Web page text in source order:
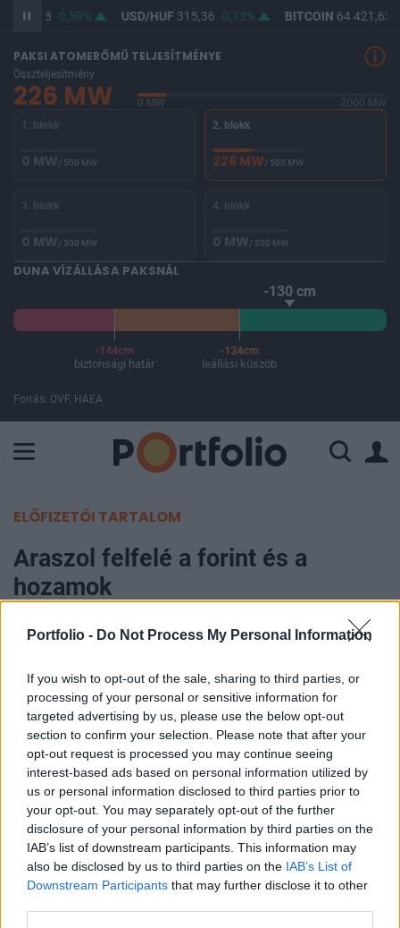
Portfolio - Do Not Process My Personal Information
If you wish to opt-out of the sale, sharing to third parties, or
processing of your personal or sensitive information for
targeted advertising by us, please use the below opt-out
section to confirm your selection. Please note that after your
opt-out request is processed you may continue seeing
interest-based ads based on personal information utilized by
us or personal information disclosed to third parties prior to
your opt-out. You may separately opt-out of the further
disclosure of your personal information by third parties on the
IAB’s list of downstream participants. This information may
also be disclosed by us to third parties on the IAB’s List of
Downstream Participants that may further disclose it to other
363,88 0,59% USD/HUF315,36 0,73% BITCOIN64 421,63
PAKSI ATOMERŐMŰ TELJESÍTMÉNYE
Összteljesítmény
226 MW 0 MW
2000 MW
1. blokk
0 MW/ 500 MW
2. blokk
226 MW/ 500 MW
3. blokk
0 MW/ 500 MW
4. blokk
0 MW/ 500 MW
DUNA VÍZÁLLÁSA PAKSNÁL
-130 cm
-144cm
biztonsági határ
-134cm
leállási küszöb
Forrás: OVF, HAEA
ELŐFIZETŐI TARTALOM
Araszol felfelé a forint és a
hozamok
Portfolio
A hazai fizetőeszköz euróval szembeni árfolyama
reggel a tegnapi zárószintjénél kissé gyengébben
nyitott, majd nyitás után gyengülni kezdett a forint,
a kötések jelenleg már a 248-as szint közelében
születnek. Az állampapírok másodpiacán a forint
gyengülésével párhuzamosan megtört az elmúlt
napokra jellemző hozamcsökkenés, a tegnapi
zárószintekhez képest mintegy 6-12 bp-os
emelkedés figyelhető meg.